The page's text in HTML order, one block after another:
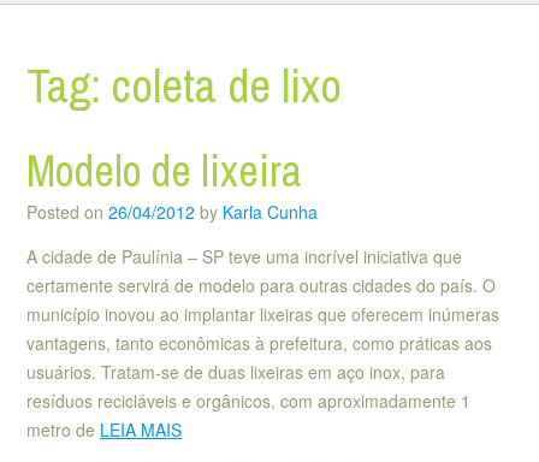
Tag: coleta de lixo
Modelo de lixeira
Posted on 26/04/2012 by Karla Cunha
A cidade de Paulínia – SP teve uma incrível iniciativa que
certamente servirá de modelo para outras cidades do país. O
município inovou ao implantar lixeiras que oferecem inúmeras
vantagens, tanto econômicas à prefeitura, como práticas aos
usuários. Tratam-se de duas lixeiras em aço inox, para
resíduos recicláveis e orgânicos, com aproximadamente 1
metro de LEIA MAIS